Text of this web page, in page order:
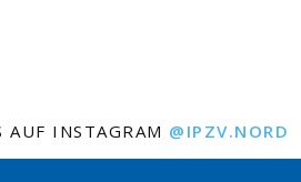
AUF INSTAGRAM @IPZV.NORD